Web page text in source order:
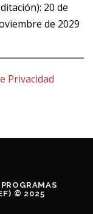
20 de
de 2029
Privacidad
© 2025